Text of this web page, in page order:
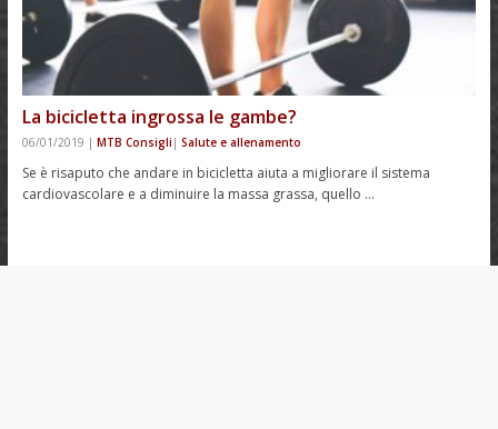
La bicicletta ingrossa le gambe?
06/01/2019 | MTB Consigli | Salute e allenamento
Se è risaputo che andare in bicicletta aiuta a migliorare il sistema
cardiovascolare e a diminuire la massa grassa, quello …